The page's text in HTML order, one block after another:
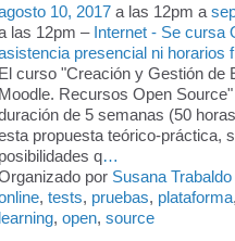
10, 2017 a las 12pm a
las 12pm – Internet - Se cursa
presencial ni horarios
El curso "Creación y Gestión de
Moodle. Recursos Open
de 5 semanas (50
propuesta teórico-práctica,
posibilidades q…
por Susana Trabaldo
, tests, pruebas, plataforma
learning, open, source